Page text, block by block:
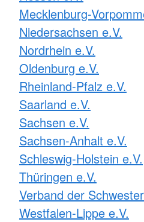
Mecklenburg-
Niedersachsen e.V.
Nordrhein e.V.
Oldenburg e.V.
Rheinland-Pfalz e.V.
Saarland e.V.
Sachsen e.V.
Sachsen-Anhalt e.V.
Schleswig-Holstein e.V.
Thüringen e.V.
Verband der
Westfalen-Lippe e.V.